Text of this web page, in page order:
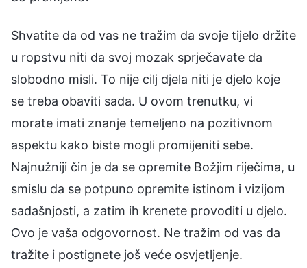
Shvatite da od vas ne tražim da svoje tijelo držite
u ropstvu niti da svoj mozak sprječavate da
slobodno misli. To nije cilj djela niti je djelo koje
se treba obaviti sada. U ovom trenutku, vi
morate imati znanje temeljeno na pozitivnom
aspektu kako biste mogli promijeniti sebe.
Najnužniji čin je da se opremite Božjim riječima, u
smislu da se potpuno opremite istinom i vizijom
sadašnjosti, a zatim ih krenete provoditi u djelo.
Ovo je vaša odgovornost. Ne tražim od vas da
tražite i postignete još veće osvjetljenje.